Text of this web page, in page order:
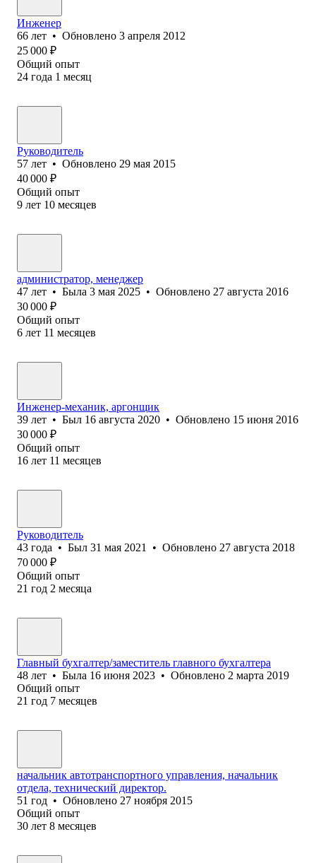
Инженер
66 лет • Обновлено 3 апреля 2012
25 000 ₽
Общий опыт
24 года 1 месяц
Руководитель
57 лет • Обновлено 29 мая 2015
40 000 ₽
Общий опыт
9 лет 10 месяцев
администратор, менеджер
47 лет • Была 3 мая 2025 • Обновлено 27 августа 2016
30 000 ₽
Общий опыт
6 лет 11 месяцев
Инженер-механик, аргонщик
39 лет • Был 16 августа 2020 • Обновлено 15 июня 2016
30 000 ₽
Общий опыт
16 лет 11 месяцев
Руководитель
43 года • Был 31 мая 2021 • Обновлено 27 августа 2018
70 000 ₽
Общий опыт
21 год 2 месяца
Главный бухгалтер/заместитель главного бухгалтера
48 лет • Была 16 июня 2023 • Обновлено 2 марта 2019
Общий опыт
21 год 7 месяцев
начальник автотранспортного управления, начальник
отдела, технический директор.
51 год • Обновлено 27 ноября 2015
Общий опыт
30 лет 8 месяцев